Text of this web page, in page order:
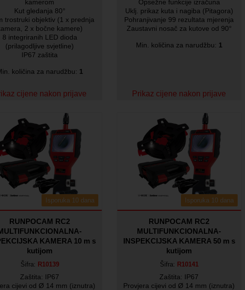
kamerom
Kut gledanja 80°
trostruki objektiv (1 x prednja
2 x bočne kamere)
8 integriranih LED dioda
(prilagodljive svjetline)
IP67 zaštita
količina za narudžbu: 1
cijene nakon prijave
Opsežne funkcije izračuna
Uklj. prikaz kuta i nagiba (Pitagora)
Pohranjivanje 99 rezultata mjerenja
Zaustavni nosač za kutove od 90°
Min. količina za narudžbu: 1
Prikaz cijene nakon prijave
Isporuka 10 dana
RUNPOCAM RC2
KAMERA 10 m s
kutijom
Šifra: R10139
Zaštita: IP67
cijevi od Ø 14 mm (iznutra)
Isporuka 10 dana
RUNPOCAM RC2
MULTIFUNKCIONALNA-
INSPEKCIJSKA KAMERA 50 m s
kutijom
Šifra: R10141
Zaštita: IP67
Provjera cijevi od Ø 14 mm (iznutra)